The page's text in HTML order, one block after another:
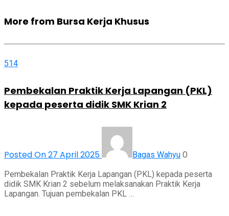
More from Bursa Kerja Khusus
514
Pembekalan Praktik Kerja Lapangan (PKL)
kepada peserta didik SMK Krian 2
Posted On 27 April 2025 Bagas Wahyu 0
Pembekalan Praktik Kerja Lapangan (PKL) kepada peserta
didik SMK Krian 2 sebelum melaksanakan Praktik Kerja
Lapangan. Tujuan pembekalan PKL …